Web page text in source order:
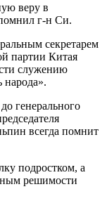
веру в
г-н Си.
секретарем
партии Китая
служению
народа».
генерального
всегда помнит
подростком, а
решимости